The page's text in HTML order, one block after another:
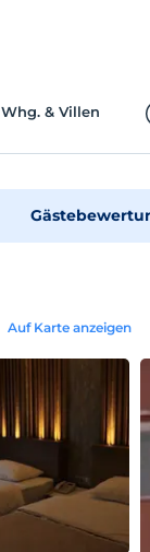
Whg. & Villen
Auf Karte anzeigen